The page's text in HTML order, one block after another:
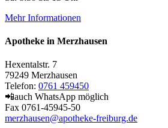
Mehr Informationen
Apotheke in Merzhausen
Hexentalstr. 7
79249 Merzhausen
Telefon: 0761 459450
📲auch WhatsApp möglich
Fax 0761-45945-50
merzhausen@apotheke-freiburg.de